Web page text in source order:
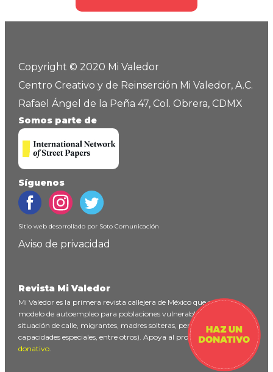
Copyright © 2020 Mi Valedor
Centro Creativo y de Reinserción Mi Valedor, A.C.
Rafael Ángel de la Peña 47, Col. Obrera, CDMX
Somos parte de
Síguenos
Sitio web desarrollado por Soto Comunicación
Aviso de privacidad
Revista Mi Valedor
Mi Valedor es la primera revista callejera de México que ofrece un
modelo de autoempleo para poblaciones vulnerables (personas en
situación de calle, migrantes, madres solteras, personas con
capacidades especiales, entre otros). Apoya al proyectohaciendo un
donativo.